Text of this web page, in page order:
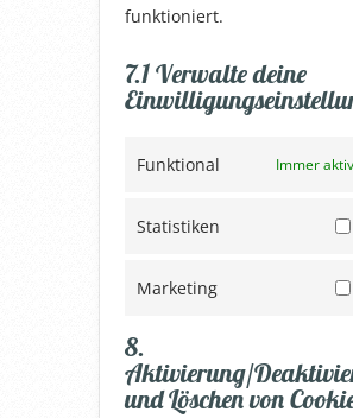
funktioniert.
7.1 Verwalte deine
Funktional Immer aktiv
Statistiken
Marketing
8.
Aktivierung/
und Löschen von